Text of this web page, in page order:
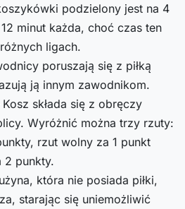
podzielony jest na 4
minut każda, choć czas ten
ligach.
poruszają się z piłką
ją innym zawodnikom.
Kosz składa się z obręczy
Wyróżnić można trzy rzuty:
rzut wolny za 1 punkt
2 punkty.
która nie posiada piłki,
starając się uniemożliwić